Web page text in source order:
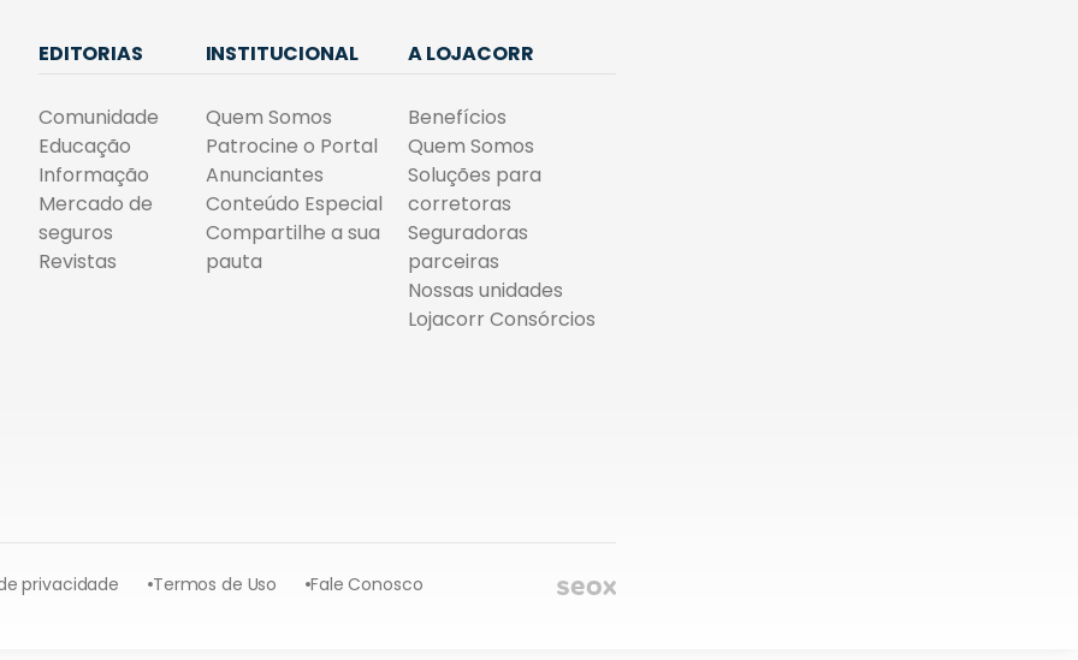
EDITORIAS
Comunidade
Educação
Informação
Mercado de
seguros
Revistas
INSTITUCIONAL
Quem Somos
Patrocine o Portal
Anunciantes
Conteúdo Especial
Compartilhe a sua
pauta
A LOJACORR
Benefícios
Quem Somos
Soluções para
corretoras
Seguradoras
parceiras
Nossas unidades
Lojacorr Consórcios
privacidade Termos de Uso Fale Conosco